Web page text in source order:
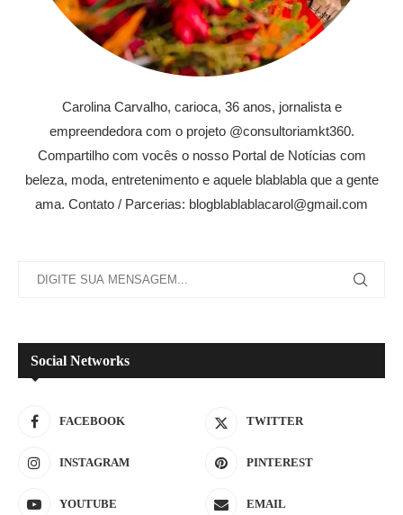
Carolina Carvalho, carioca, 36 anos, jornalista e
empreendedora com o projeto @consultoriamkt360.
Compartilho com vocês o nosso Portal de Notícias com
beleza, moda, entretenimento e aquele blablabla que a gente
ama. Contato / Parcerias: blogblablablacarol@gmail.com
Social Networks
FACEBOOK TWITTER
INSTAGRAM PINTEREST
YOUTUBE EMAIL